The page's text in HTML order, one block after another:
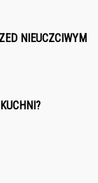
NIEUCZCIWYM